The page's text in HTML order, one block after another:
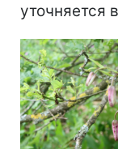
уточняется